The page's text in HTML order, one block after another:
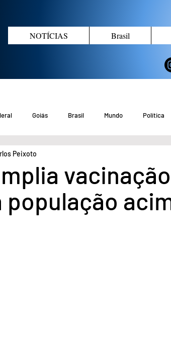
NOTÍCIAS Brasil
Goiás Brasil Mundo Política
Brasil
Saúde Educação Meio
população
Peixoto